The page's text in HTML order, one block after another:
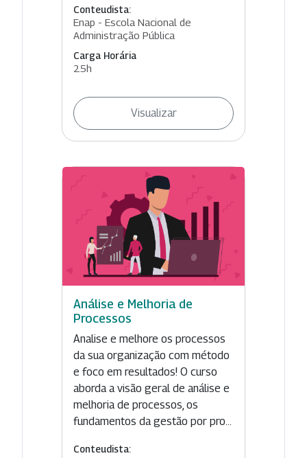
Conteudista:
Enap - Escola Nacional de
Administração Pública
Carga Horária
25h
Visualizar
Análise e Melhoria de
Processos
Analise e melhore os processos
da sua organização com método
e foco em resultados! O curso
aborda a visão geral de análise e
melhoria de processos, os
fundamentos da gestão por pro...
Conteudista: